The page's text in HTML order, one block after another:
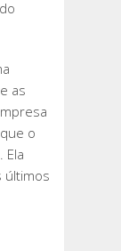
as
o
Ela
últimos